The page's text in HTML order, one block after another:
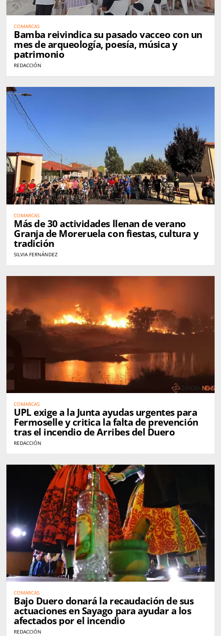
COMARCAS
Bamba reivindica su pasado vacceo con un
mes de arqueología, poesía, música y
patrimonio
REDACCIÓN
COMARCAS
Más de 30 actividades llenan de verano
Granja de Moreruela con fiestas, cultura y
tradición
SILVIA FERNÁNDEZ
COMARCAS
UPL exige a la Junta ayudas urgentes para
Fermoselle y critica la falta de prevención
tras el incendio de Arribes del Duero
REDACCIÓN
COMARCAS
Bajo Duero donará la recaudación de sus
actuaciones en Sayago para ayudar a los
afectados por el incendio
REDACCIÓN